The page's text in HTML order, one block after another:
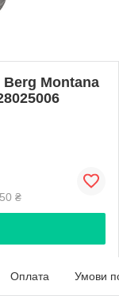
Berg Montana
₴
Оплата Умови